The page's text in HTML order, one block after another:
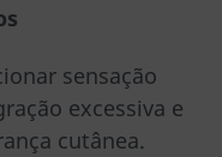
sensação
excessiva e
cutânea.